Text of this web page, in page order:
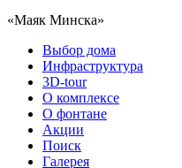
«Маяк Минска»
Выбор дома
Инфраструктура
3D-tour
О комплексе
О фонтане
Акции
Поиск
Галерея